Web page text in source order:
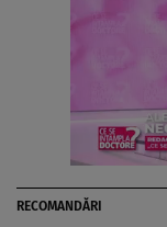
RECOMANDĂRI